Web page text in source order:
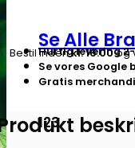
Se Alle
123
Autoblomstrende
skunkfrø
-
Seeds
Bestil indenkl. 16.00og
Hurtig levering
Se vores Google
Gratis